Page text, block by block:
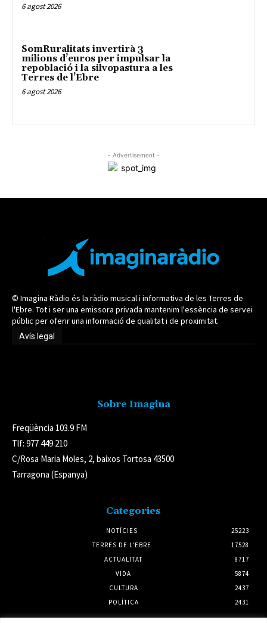
6 agost 2026
SomRuralitats invertirà 3
milions d’euros per impulsar la
repoblació i la silvopastura a les
Terres de l’Ebre
6 agost 2026
- Advertisement -
© Imagina Ràdio és la ràdio musical i informativa de les Terres de
l'Ebre. Tot i ser una emissora privada mantenim l'essència de servei
públic per oferir una informació de qualitat i de proximitat.
Avís legal
Sobre Imagina
Freqüència 103.9 FM
Tlf: 977 449 210
C/Rosa Maria Moles, 2, baixos Tortosa 43500
Tarragona (Espanya)
Categories
NOTÍCIES
25223
TERRES DE L'EBRE
17528
ACTUALITAT
8717
VIDA
5874
CULTURA
2437
POLÍTICA
2431